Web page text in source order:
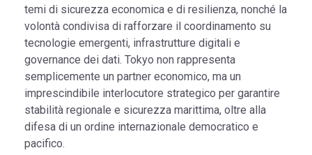
temi di sicurezza economica e di resilienza, nonché la
volontà condivisa di rafforzare il coordinamento su
tecnologie emergenti, infrastrutture digitali e
governance dei dati. Tokyo non rappresenta
semplicemente un partner economico, ma un
imprescindibile interlocutore strategico per garantire
stabilità regionale e sicurezza marittima, oltre alla
difesa di un ordine internazionale democratico e
pacifico.